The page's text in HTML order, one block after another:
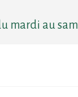
mardi au